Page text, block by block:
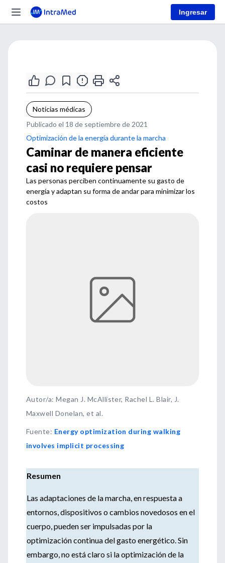
Ingresar
Noticias médicas
Publicado el 18 de septiembre de 2021
Optimización de la energía durante la marcha
Caminar de manera eficiente
casi no requiere pensar
Las personas perciben continuamente su gasto de
energía y adaptan su forma de andar para minimizar los
costos
Autor/a: Megan J. McAllister, Rachel L. Blair, J.
Maxwell Donelan, et al.
Fuente: Energy optimization during walking
involves implicit processing
Resumen
Las adaptaciones de la marcha, en respuesta a
entornos, dispositivos o cambios novedosos en el
cuerpo, pueden ser impulsadas por la
optimización continua del gasto energético. Sin
embargo, no está claro si la optimización de la